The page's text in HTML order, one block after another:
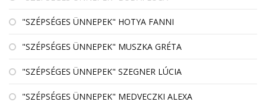
"SZÉPSÉGES ÜNNEPEK" HOTYA FANNI
"SZÉPSÉGES ÜNNEPEK" MUSZKA GRÉTA
"SZÉPSÉGES ÜNNEPEK" SZEGNER LÚCIA
"SZÉPSÉGES ÜNNEPEK" MEDVECZKI ALEXA